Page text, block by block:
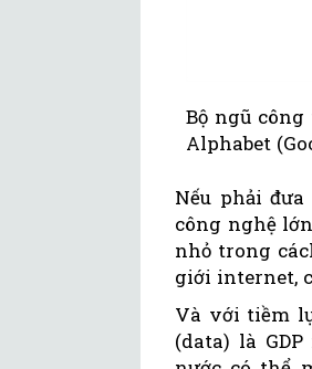
Bộ ngũ
Alphabet
Nếu phải
công nghệ
nhỏ trong
giới internet,
Và với tiềm
(data) là